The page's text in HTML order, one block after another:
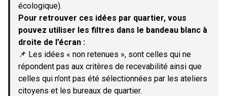
écologique).
Pour retrouver ces idées par quartier, vous
pouvez utiliser les filtres dans le bandeau blanc à
droite de l’écran :
📌 Les idées « non retenues », sont celles qui ne
répondent pas aux critères de recevabilité ainsi que
celles qui n’ont pas été sélectionnées par les ateliers
citoyens et les bureaux de quartier.